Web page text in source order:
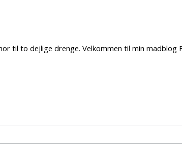
til to dejlige drenge. Velkommen til min